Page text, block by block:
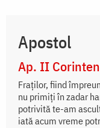
Apostol
Ap. II
Fraților, fiind
nu primiți în zadar
potrivită te-am
iată acum vreme